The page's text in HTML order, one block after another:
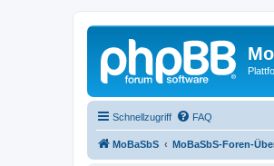
Schnellzugriff FAQ
MoBaSbS MoBaSbS-Foren-